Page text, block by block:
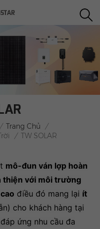
/ Trang Chủ
/
/ TW SOLAR
mô-đun ván lợp hoàn
thiện với môi trường
điều đó mang lại ít
cho khách hàng tại
ứng nhu cầu đa